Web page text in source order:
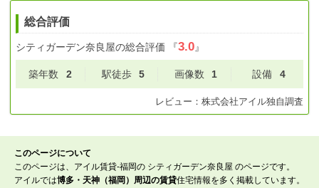
総合評価
シティガーデン奈良屋の総合評価 『3.0』
築年数 2 駅徒歩 5 画像数 1 設備 4
レビュー： 株式会社アイル独自調査
このページについて
このページは、アイル賃貸-福岡の シティガーデン奈良屋 のページです。
アイルでは博多・天神（福岡）周辺の賃貸住宅情報を多く掲載しています。